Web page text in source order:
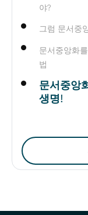
야?
그럼 문서중
문서중앙화
법
문서중앙
생명!